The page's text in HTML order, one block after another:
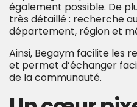
également possible. De
très détaillé : recherche
département, région et
Ainsi, Begaym facilite les
et permet d’échanger
de la communauté.